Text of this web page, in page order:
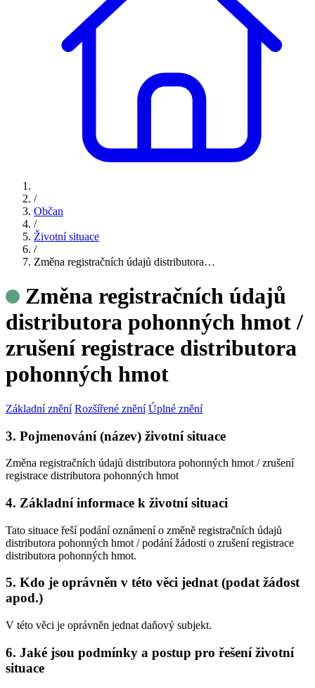
/
Občan
/
Životní situace
/
Změna registračních údajů distributora…
Změna registračních údajů
distributora pohonných hmot /
zrušení registrace distributora
pohonných hmot
Základní znění Rozšířené znění Úplné znění
3. Pojmenování (název) životní situace
Změna registračních údajů distributora pohonných hmot / zrušení
registrace distributora pohonných hmot
4. Základní informace k životní situaci
Tato situace řeší podání oznámení o změně registračních údajů
distributora pohonných hmot / podání žádosti o zrušení registrace
distributora pohonných hmot.
5. Kdo je oprávněn v této věci jednat (podat žádost
apod.)
V této věci je oprávněn jednat daňový subjekt.
6. Jaké jsou podmínky a postup pro řešení životní
situace